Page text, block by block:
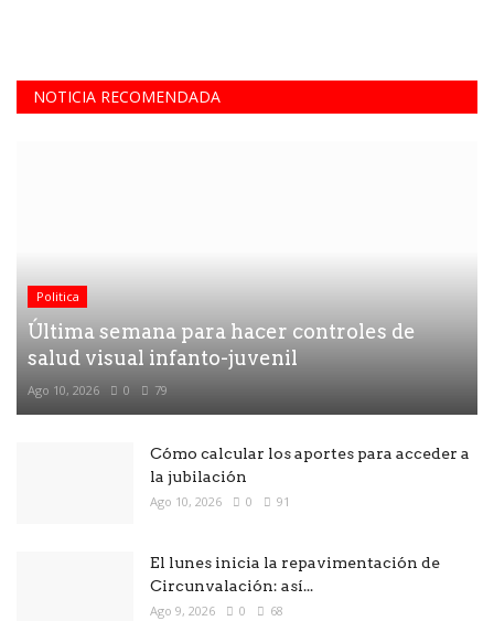
NOTICIA RECOMENDADA
Politica
Última semana para hacer controles de
salud visual infanto-juvenil
Ago 10, 2026 0 79
Cómo calcular los aportes para acceder a
la jubilación
Ago 10, 2026 0 91
El lunes inicia la repavimentación de
Circunvalación: así...
Ago 9, 2026 0 68